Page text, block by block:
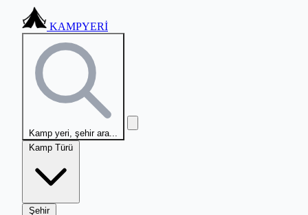
KAMPYERİ
Kamp yeri, şehir ara...
Kamp Türü
Şehir